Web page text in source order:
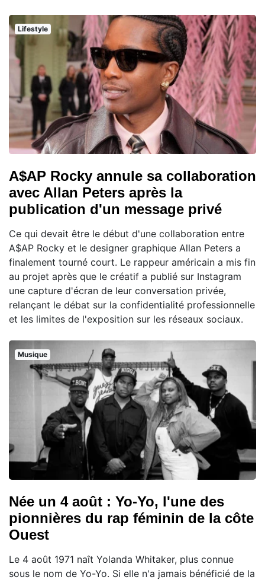
Lifestyle
A$AP Rocky annule sa collaboration
avec Allan Peters après la
publication d'un message privé
Ce qui devait être le début d'une collaboration entre
A$AP Rocky et le designer graphique Allan Peters a
finalement tourné court. Le rappeur américain a mis fin
au projet après que le créatif a publié sur Instagram
une capture d'écran de leur conversation privée,
relançant le débat sur la confidentialité professionnelle
et les limites de l'exposition sur les réseaux sociaux.
Musique
Née un 4 août : Yo-Yo, l'une des
pionnières du rap féminin de la côte
Ouest
Le 4 août 1971 naît Yolanda Whitaker, plus connue
sous le nom de Yo-Yo. Si elle n'a jamais bénéficié de la